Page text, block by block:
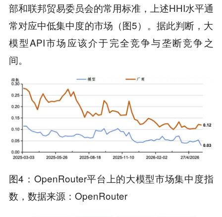
部和联邦贸易委员会的常用标准，上述HHI水平通
常对应中低集中度的市场（图5）。据此判断，大
模型API市场应该介于完全竞争与垄断竞争之
间。
图4：OpenRouter平台上的大模型市场集中度指
数，数据来源：OpenRouter